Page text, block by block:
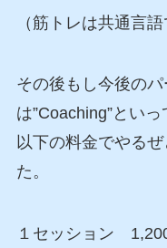
（筋トレは共通言語
その後もし今後の
は”Coaching”とい
以下の料金でやる
た。
１セッション